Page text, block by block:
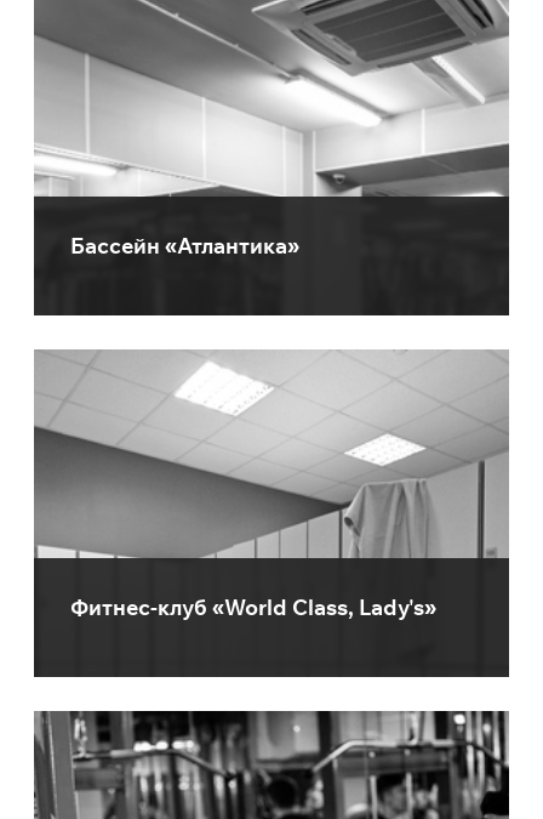
Бассейн «Атлантика»
Фитнес-клуб «World Class, Lady's»